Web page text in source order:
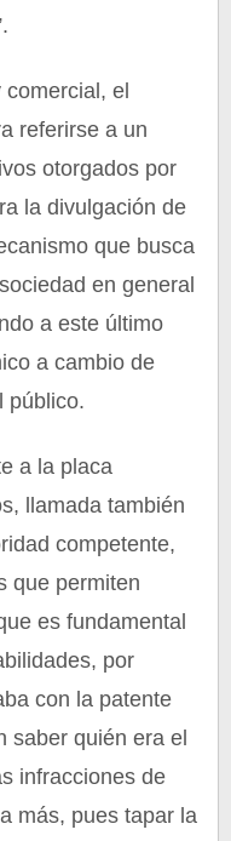
el
referirse a un
otorgados por
la divulgación de
que busca
en general
a este último
a cambio de
público.
a la placa
llamada también
competente,
que permiten
es fundamental
por
con la patente
saber quién era el
infracciones de
más, pues tapar la